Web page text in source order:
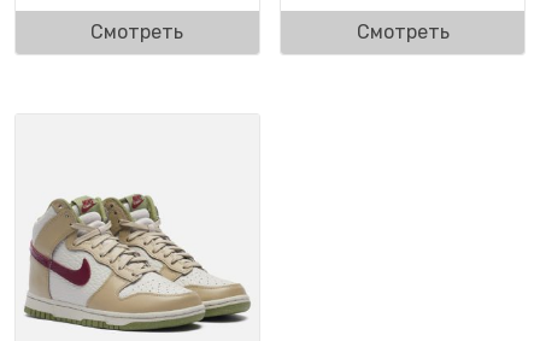
Смотреть Смотреть